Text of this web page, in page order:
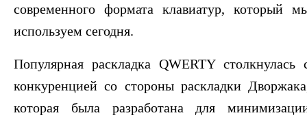
современного формата клавиатур, который
используем сегодня.
Популярная раскладка QWERTY столкнулась
конкуренцией со стороны раскладки
которая была разработана для